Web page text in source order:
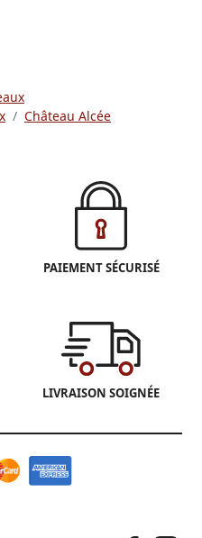
Château Alcée
PAIEMENT SÉCURISÉ
LIVRAISON SOIGNÉE